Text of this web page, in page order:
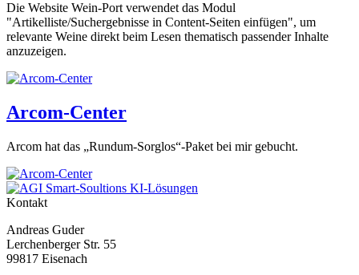
Die Website Wein-Port verwendet das Modul
"Artikelliste/Suchergebnisse in Content-Seiten einfügen", um
relevante Weine direkt beim Lesen thematisch passender Inhalte
anzuzeigen.
Arcom-Center
Arcom hat das „Rundum-Sorglos“-Paket bei mir gebucht.
Kontakt
Andreas Guder
Lerchenberger Str. 55
99817 Eisenach